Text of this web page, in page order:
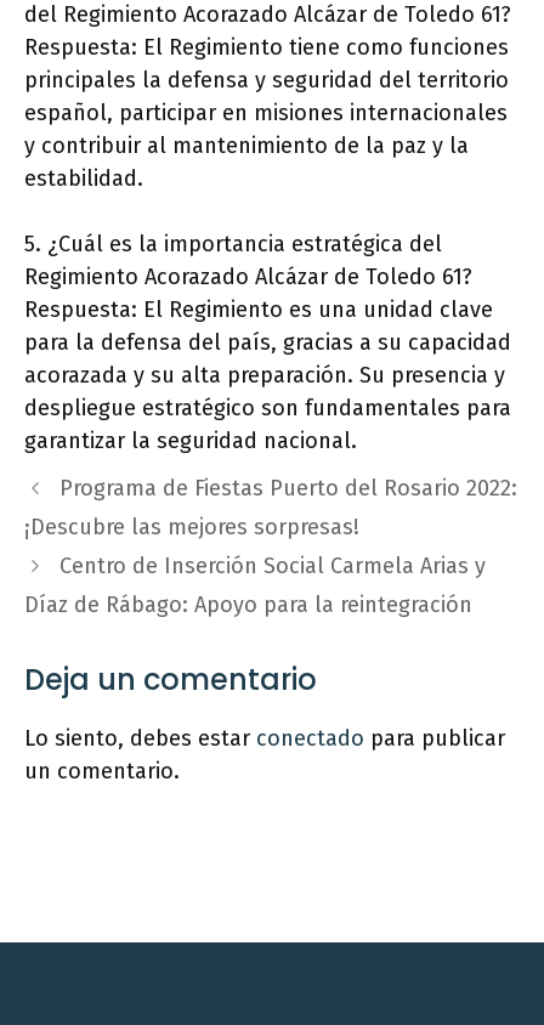
del Regimiento Acorazado Alcázar de Toledo 61?
Respuesta: El Regimiento tiene como funciones
principales la defensa y seguridad del territorio
español, participar en misiones internacionales
y contribuir al mantenimiento de la paz y la
estabilidad.
5. ¿Cuál es la importancia estratégica del
Regimiento Acorazado Alcázar de Toledo 61?
Respuesta: El Regimiento es una unidad clave
para la defensa del país, gracias a su capacidad
acorazada y su alta preparación. Su presencia y
despliegue estratégico son fundamentales para
garantizar la seguridad nacional.
Programa de Fiestas Puerto del Rosario 2022:
¡Descubre las mejores sorpresas!
Centro de Inserción Social Carmela Arias y
Díaz de Rábago: Apoyo para la reintegración
Deja un comentario
Lo siento, debes estar conectado para publicar
un comentario.